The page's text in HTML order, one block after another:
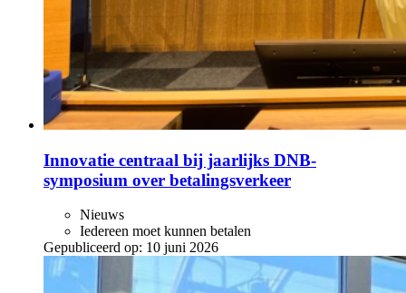
Innovatie centraal bij jaarlijks DNB-
symposium over betalingsverkeer
Nieuws
Iedereen moet kunnen betalen
Gepubliceerd op: 10 juni 2026